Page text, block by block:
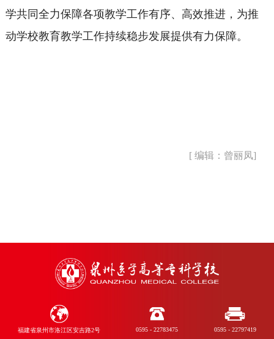
学共同全力保障各项教学工作有序、高效推进，为推
动学校教育教学工作持续稳步发展提供有力保障。
[ 编辑：曾丽凤]
福建省泉州市洛江区安吉路2号 0595 - 22783475 0595 - 22797419